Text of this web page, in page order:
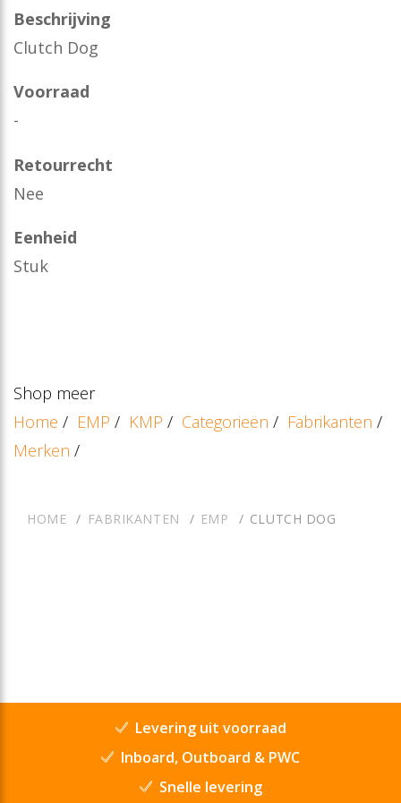
Beschrijving
Clutch Dog
Voorraad
-
Retourrecht
Nee
Eenheid
Stuk
Shop meer
Home / EMP / KMP / Categorieën / Fabrikanten /
Merken /
HOME FABRIKANTEN EMP CLUTCH DOG
Levering uit voorraad
Inboard, Outboard & PWC
Snelle levering